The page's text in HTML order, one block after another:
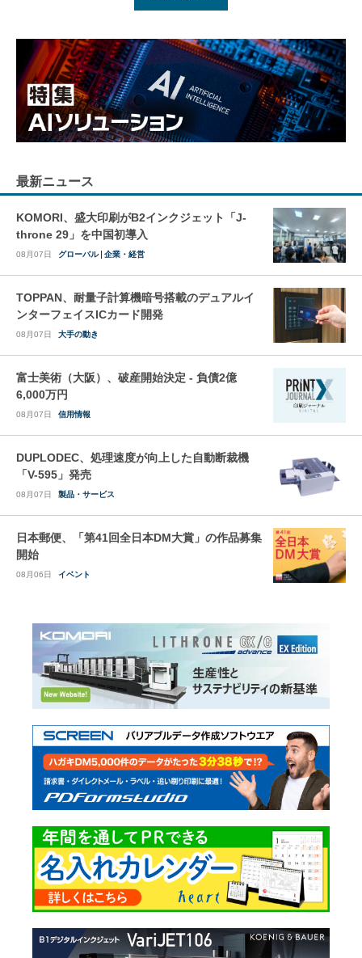
最新ニュース
KOMORI、盛大印刷がB2インクジェット「J-
throne 29」を中国初導入
08月07日 グローバル 企業・経営
TOPPAN、耐量子計算機暗号搭載のデュアルイ
ンターフェイスICカード開発
08月07日 大手の動き
富士美術（大阪）、破産開始決定 - 負債2億
6,000万円
08月07日 信用情報
DUPLODEC、処理速度が向上した自動断裁機
「V-595」発売
08月07日 製品・サービス
日本郵便、「第41回全日本DM大賞」の作品募集
開始
08月06日 イベント